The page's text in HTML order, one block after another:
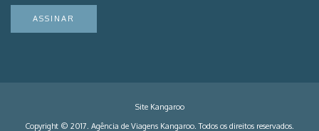
ASSINAR
Site Kangaroo
Copyright © 2017. Agência de Viagens Kangaroo. Todos os direitos reservados.